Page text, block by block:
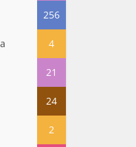
256
4
21
24
2